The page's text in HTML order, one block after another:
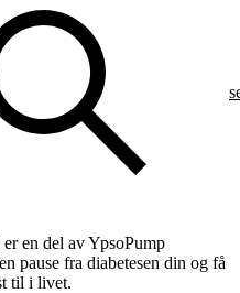
en del av YpsoPump
pause fra diabetesen din og få
til i livet.